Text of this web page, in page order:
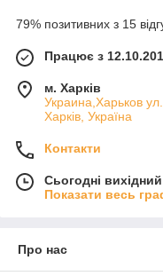
79% позитивних з 15
Працює з
м. Харків
Украина,Харьков
Харків, Україна
Контакти
Сьогодні вихідний
Показати весь
Про нас